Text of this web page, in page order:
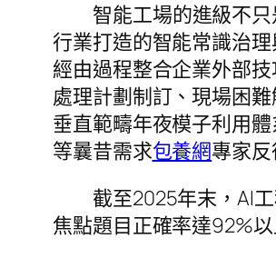
智能工場的進級不
行業打造的智能常識治
經由過程整合企業外部
處理計劃制訂、現場困
垂直範疇年夜模子利用
等曩昔需求包養網專家
截至2025年末，AI
焦點題目正確率達92%